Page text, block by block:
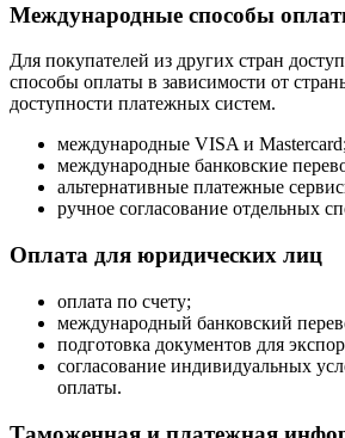
Международные способы
Для покупателей из других стран
способы оплаты в зависимости от
доступности платежных систем.
международные VISA и
международные банковские
альтернативные платежные
ручное согласование отдельных
Оплата для юридических лиц
оплата по счету;
международный банковский
подготовка документов для
согласование индивидуальных
оплаты.